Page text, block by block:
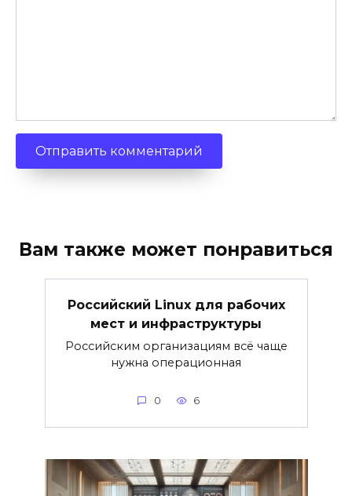
Вам также может понравиться
Российский Linux для рабочих
мест и инфраструктуры
Российским организациям всё чаще
нужна операционная
0 6